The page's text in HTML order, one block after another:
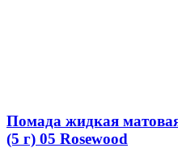
Помада жидкая
(5 г) 05 Rosewood